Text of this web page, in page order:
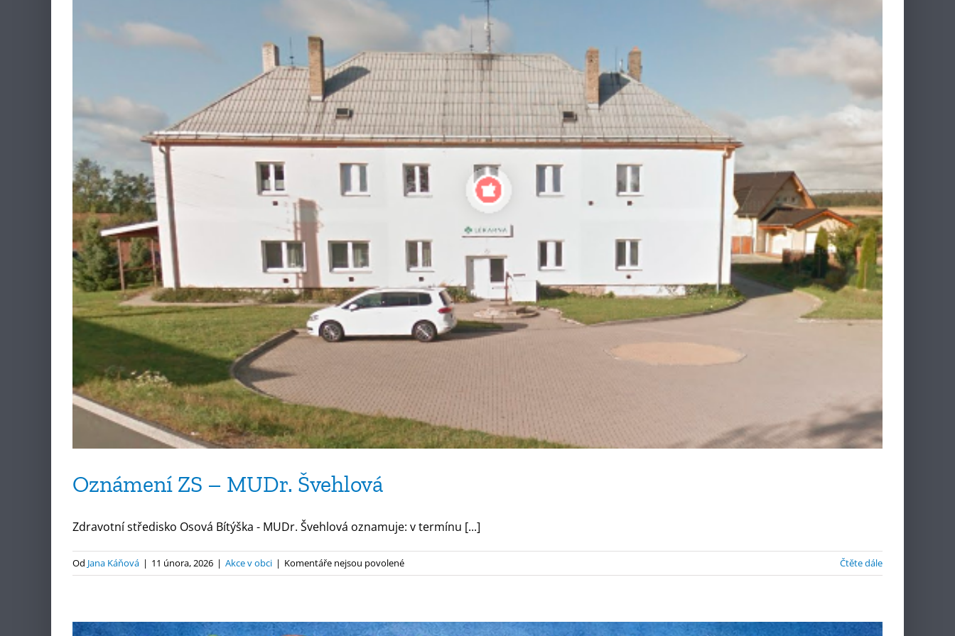
Oznámení ZS – MUDr. Švehlová
Zdravotní středisko Osová Bítýška - MUDr. Švehlová oznamuje: v termínu [...]
Od Jana Káňová | 11 února, 2026 | Akce v obci | Komentáře nejsou povolenéu
textu
Oznámení
Čtěte dále